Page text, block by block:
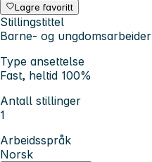
Lagre favoritt
Stillingstittel
Barne- og ungdomsarbeider
Type ansettelse
Fast, heltid 100%
Antall stillinger
1
Arbeidsspråk
Norsk